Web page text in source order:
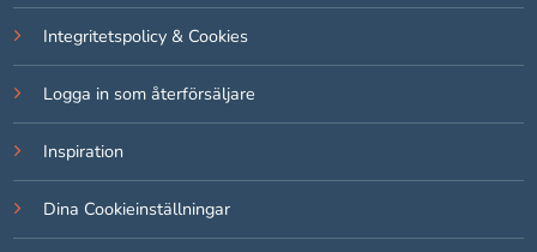
Integritetspolicy & Cookies
Logga in som återförsäljare
Inspiration
Dina Cookieinställningar
att försvinna
från
hemsidan.
Marknadsföring
Genom att dela